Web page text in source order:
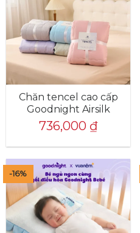
Chăn tencel cao cấp
Goodnight Airsilk
736,000 ₫
-16%